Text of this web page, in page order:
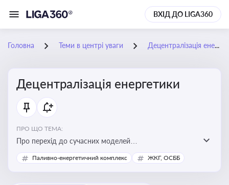
ВХІД ДО LIGA360
Головна Теми в центрі уваги Децентралізація енергетики
Децентралізація енергетики
ПРО ЩО ТЕМА:
Про перехід до сучасних моделей
енергозабезпечення, де виробництво електроенергії
здійснюється ближче до споживача. Це важливо для
Паливно-енергетичний комплекс ЖКГ, ОСББ